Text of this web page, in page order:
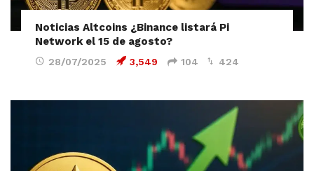
Noticias Altcoins ¿Binance listará Pi
Network el 15 de agosto?
28/07/2025 3,549 104 424